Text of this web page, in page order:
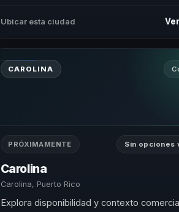
Ubicar esta ciudad
CAROLINA
PRÓXIMAMENTE Sin opciones
Carolina
Carolina, Puerto Rico
Explora disponibilidad y contexto